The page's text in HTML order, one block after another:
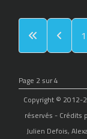
1
Page 2 sur 4
Copyright © 2012-
réservés - Crédits
Julien Defois,